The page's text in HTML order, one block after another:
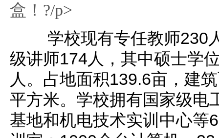
盒！?/p>
学校现有专任教师230
级讲师174人，其中硕士学
人。占地面积139.6亩，建
平方米。学校拥有国家级电
基地和机电技术实训中心等